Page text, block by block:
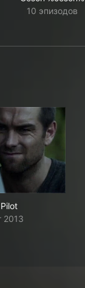
10 эпизодов
Pilot
2013